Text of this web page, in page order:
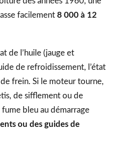
facilement 8 000 à 12
de l’huile (jauge et
de refroidissement, l’état
frein. Si le moteur tourne,
de sifflement ou de
bleu au démarrage
ou des guides de